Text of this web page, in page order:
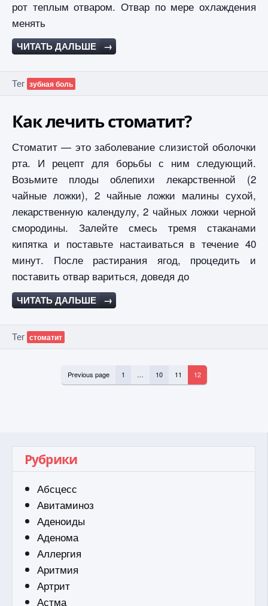
рот теплым отваром. Отвар по мере охлаждения
менять
ЧИТАТЬ ДАЛЬШЕ →
Тег зубная боль
Как лечить стоматит?
Стоматит — это заболевание слизистой оболочки
рта. И рецепт для борьбы с ним следующий.
Возьмите плоды облепихи лекарственной (2
чайные ложки), 2 чайные ложки малины сухой,
лекарственную календулу, 2 чайных ложки черной
смородины. Залейте смесь тремя стаканами
кипятка и поставьте настаиваться в течение 40
минут. После растирания ягод, процедить и
поставить отвар вариться, доведя до
ЧИТАТЬ ДАЛЬШЕ →
Тег стоматит
Previous page 1 … 10 11 12
Рубрики
Абсцесс
Авитаминоз
Аденоиды
Аденома
Аллергия
Аритмия
Артрит
Астма